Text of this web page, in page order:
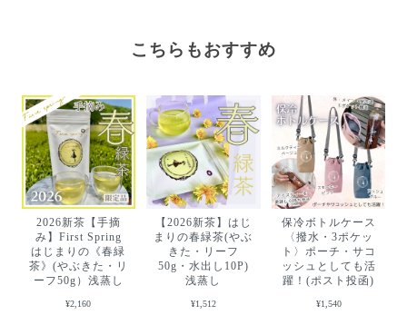
こちらもおすすめ
2026新茶【手摘
み】First Spring
はじまりの《春緑
茶》(やぶきた・リ
ーフ50g）浅蒸し
¥2,160
【2026新茶】はじ
まりの春緑茶(やぶ
きた・リーフ
50g・水出し10P)
浅蒸し
¥1,512
保冷ボトルケース
〈撥水・3ポケッ
ト〉ポーチ・サコ
ッシュとしても活
躍！(ポスト投函)
¥1,540